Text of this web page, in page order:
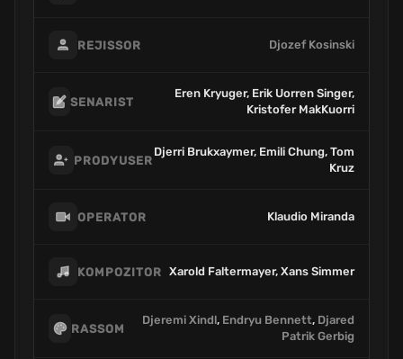
REJISSOR Djozef Kosinski
SENARIST
Eren Kryuger, Erik Uorren Singer,
Kristofer MakKuorri
PRODYUSER
Djerri Brukxaymer, Emili Chung, Tom
Kruz
OPERATOR Klaudio Miranda
KOMPOZITOR Xarold Faltermayer, Xans Simmer
RASSOM
Djeremi Xindl, Endryu Bennett, Djared
Patrik Gerbig